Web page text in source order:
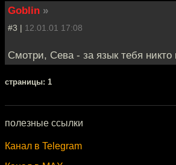
Goblin »
#3 | 12.01.01 17:08
Смотри, Сева - за язык тебя никто
cтраницы: 1
полезные ссылки
Канал в Telegram